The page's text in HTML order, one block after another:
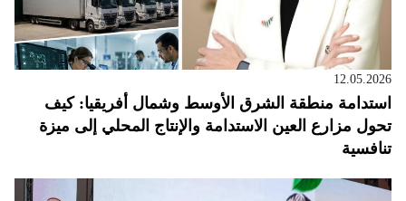
12.05.2026
استدامة منطقة الشرق الأوسط وشمال أفريقيا: كيف
تحول مزارع العين الاستدامة والإنتاج المحلي إلى ميزة
تنافسية